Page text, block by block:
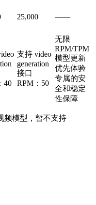
25,000 ——
40
支持 video
generation
接口
RPM：50
无限
RPM/TPM
模型更新
优先体验
专属的安
全和稳定
性保障
频模型，暂不支持